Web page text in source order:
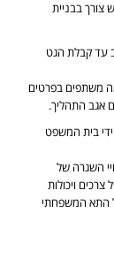
צורך בבניית
עד קבלת הגט
משתפים בפרטים
אגב התהליך.
ידי בית המשפט
השגרה של
ויכולות
התא המשפחתי